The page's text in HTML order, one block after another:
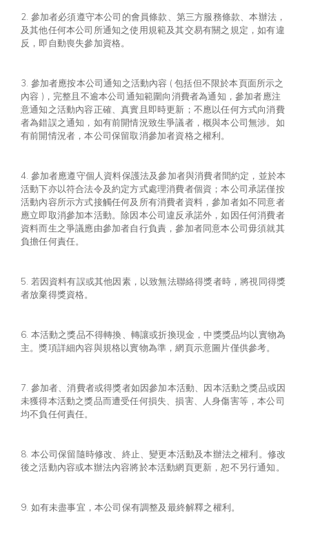
2. 參加者必須遵守本公司的會員條款、第三方服務條款、本辦法，
及其他任何本公司所通知之使用規範及其交易有關之規定，如有違
反，即自動喪失參加資格。
3. 參加者應按本公司通知之活動內容 ( 包括但不限於本頁面所示之
內容 )，完整且不逾本公司通知範圍向消費者為通知，參加者應注
意通知之活動內容正確、真實且即時更新；不應以任何方式向消費
者為錯誤之通知，如有前開情況致生爭議者，概與本公司無涉。如
有前開情況者，本公司保留取消參加者資格之權利。
4. 參加者應遵守個人資料保護法及參加者與消費者間約定，並於本
活動下亦以符合法令及約定方式處理消費者個資；本公司承諾僅按
活動內容所示方式接觸任何及所有消費者資料，參加者如不同意者
應立即取消參加本活動。除因本公司違反承諾外，如因任何消費者
資料而生之爭議應由參加者自行負責，參加者同意本公司毋須就其
負擔任何責任。
5. 若因資料有誤或其他因素，以致無法聯絡得獎者時，將視同得獎
者放棄得獎資格。
6. 本活動之獎品不得轉換、轉讓或折換現金，中獎獎品均以實物為
主。獎項詳細內容與規格以實物為準，網頁示意圖片僅供參考。
7. 參加者、消費者或得獎者如因參加本活動、因本活動之獎品或因
未獲得本活動之獎品而遭受任何損失、損害、人身傷害等，本公司
均不負任何責任。
8. 本公司保留隨時修改、終止、變更本活動及本辦法之權利。修改
後之活動內容或本辦法內容將於本活動網頁更新，恕不另行通知。
9. 如有未盡事宜，本公司保有調整及最終解釋之權利。